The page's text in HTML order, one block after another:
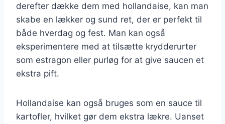
derefter dække dem med hollandaise, kan man
skabe en lækker og sund ret, der er perfekt til
både hverdag og fest. Man kan også
eksperimentere med at tilsætte krydderurter
som estragon eller purløg for at give saucen et
ekstra pift.
Hollandaise kan også bruges som en sauce til
kartofler, hvilket gør dem ekstra lækre. Uanset